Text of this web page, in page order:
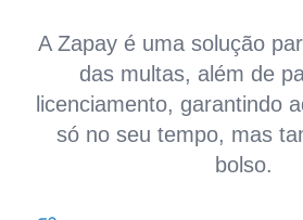
A Zapay é uma solução
das multas, além de
licenciamento, garantindo
só no seu tempo, mas
bolso.